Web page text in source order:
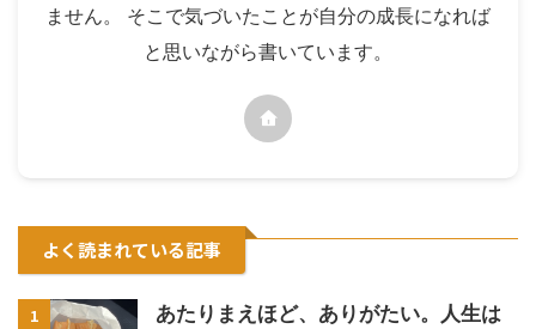
ません。 そこで気づいたことが自分の成長になれば
と思いながら書いています。
よく読まれている記事
1
あたりまえほど、ありがたい。人生は